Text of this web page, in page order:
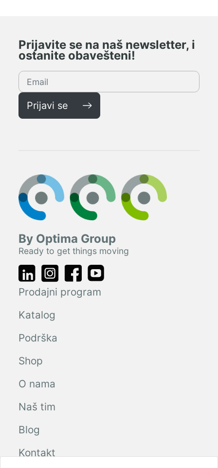
Prijavite se na naš newsletter, i
ostanite obavešteni!
Prijavi se
By Optima Group
Ready to get things moving
Prodajni program
Katalog
Podrška
Shop
O nama
Naš tim
Blog
Kontakt